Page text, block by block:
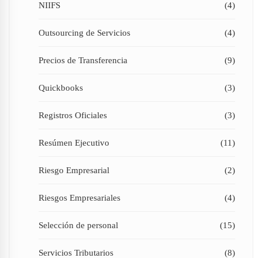
NIIFS (4)
Outsourcing de Servicios (4)
Precios de Transferencia (9)
Quickbooks (3)
Registros Oficiales (3)
Resúmen Ejecutivo (11)
Riesgo Empresarial (2)
Riesgos Empresariales (4)
Selección de personal (15)
Servicios Tributarios (8)